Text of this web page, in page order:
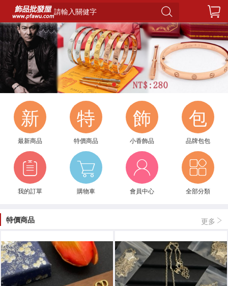
請輸入關健字
1
新
最新商品
特
特價商品
飾
小香飾品
包
品牌包包
我的訂單 購物車 會員中心 全部分類
特價商品 更多